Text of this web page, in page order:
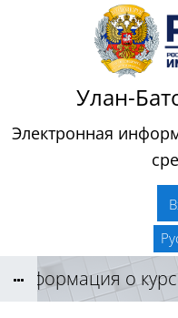
Перейти к основному
Улан-
Электронная
Информация о